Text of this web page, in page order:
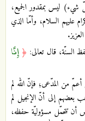
ليس بمقدور الجميع،
عليهم السلام، وأمّا الذي
السنّة، قال تعالى: ﴿ إِنَّا
من المدّعى؛ فإنّ الله لم
بعضهم إلى أنّ الإنجيل لم
أن تتحمّل مسؤوليّة حفظه،